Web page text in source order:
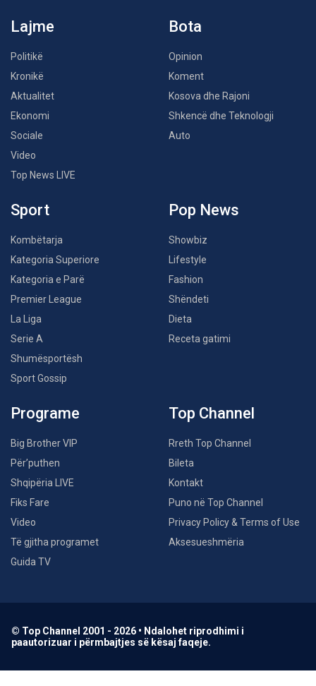
Lajme
Politikë
Kronikë
Aktualitet
Ekonomi
Sociale
Video
Top News LIVE
Bota
Opinion
Koment
Kosova dhe Rajoni
Shkencë dhe Teknologji
Auto
Sport
Kombëtarja
Kategoria Superiore
Kategoria e Parë
Premier League
La Liga
Serie A
Shumësportësh
Sport Gossip
Pop News
Showbiz
Lifestyle
Fashion
Shëndeti
Dieta
Receta gatimi
Programe
Big Brother VIP
Për’puthen
Shqipëria LIVE
Fiks Fare
Video
Të gjitha programet
Guida TV
Top Channel
Rreth Top Channel
Bileta
Kontakt
Puno në Top Channel
Privacy Policy & Terms of Use
Aksesueshmëria
© Top Channel 2001 - 2026 • Ndalohet riprodhimi i
paautorizuar i përmbajtjes së kësaj faqeje.